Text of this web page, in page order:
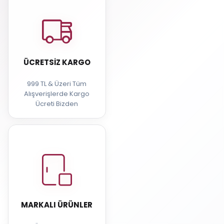
ÜCRETSIZ KARGO
999 TL & Üzeri Tüm
Alışverişlerde Kargo
Ücreti Bizden
MARKALI ÜRÜNLER